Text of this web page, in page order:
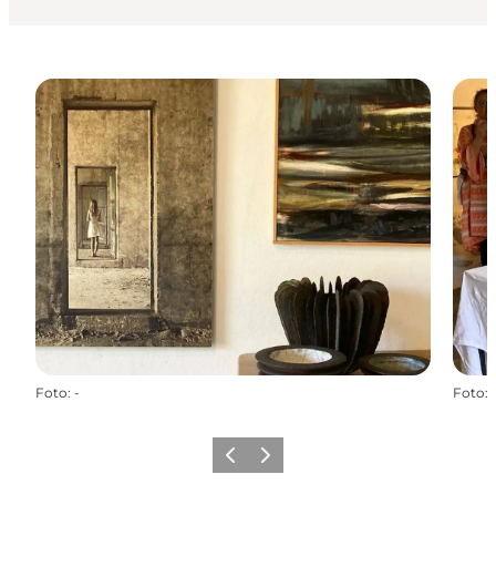
Foto: - Foto:
Vorige Volgende